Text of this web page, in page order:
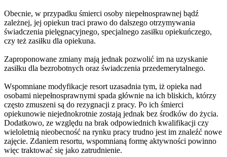
Obecnie, w przypadku śmierci osoby niepełnosprawnej bądź
zależnej, jej opiekun traci prawo do dalszego otrzymywania
świadczenia pielęgnacyjnego, specjalnego zasiłku opiekuńczego,
czy też zasiłku dla opiekuna.
Zaproponowane zmiany mają jednak pozwolić im na uzyskanie
zasiłku dla bezrobotnych oraz świadczenia przedemerytalnego.
Wspomniane modyfikacje resort uzasadnia tym, iż opieka nad
osobami niepełnosprawnymi spada głównie na ich bliskich, którzy
często zmuszeni są do rezygnacji z pracy. Po ich śmierci
opiekunowie niejednokrotnie zostają jednak bez środków do życia.
Dodatkowo, ze względu na brak odpowiednich kwalifikacji czy
wieloletnią nieobecność na rynku pracy trudno jest im znaleźć nowe
zajęcie. Zdaniem resortu, wspomnianą formę aktywności powinno
więc traktować się jako zatrudnienie.